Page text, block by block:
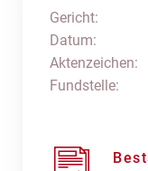
Gericht:
Datum:
Aktenzeichen:
Fundstelle: